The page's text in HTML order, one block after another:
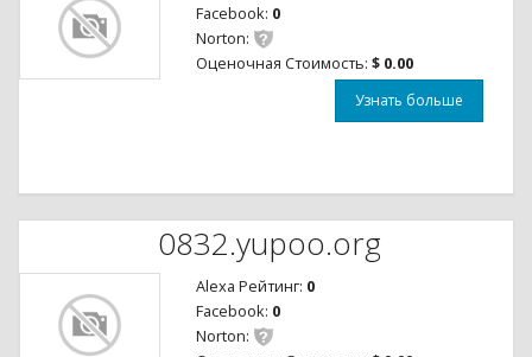
Facebook: 0
Norton:
Оценочная Стоимость: $ 0.00
Узнать больше
0832.yupoo.org
Alexa Рейтинг: 0
Facebook: 0
Norton: